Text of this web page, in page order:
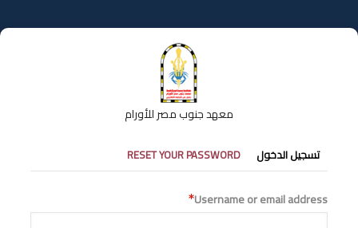
إلى
المحتوى
معهد جنوب مصر للأورام
التبويبات
الأساسية
تسجيل الدخول RESET YOUR PASSWORD
Username or email address